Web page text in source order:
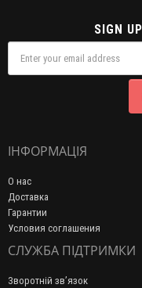
SIGN
ІНФОРМАЦІЯ
О нас
Доставка
Гарантии
Условия соглашения
СЛУЖБА ПІДТРИМКИ
Зворотній зв’язок